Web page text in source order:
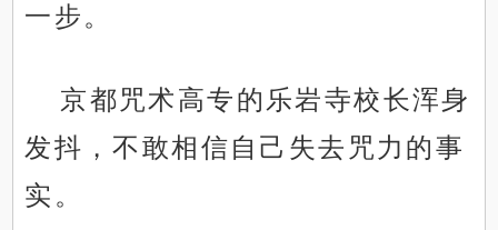
一步。
京都咒术高专的乐岩寺校长浑身
发抖，不敢相信自己失去咒力的事
实。